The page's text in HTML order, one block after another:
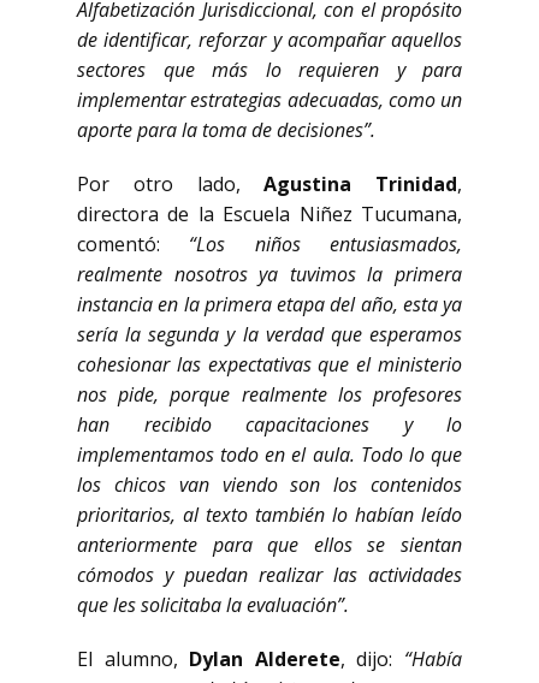
Alfabetización Jurisdiccional, con el propósito
de identificar, reforzar y acompañar aquellos
sectores que más lo requieren y para
implementar estrategias adecuadas, como un
aporte para la toma de decisiones”.
Por otro lado,Agustina Trinidad,
directora de la Escuela Niñez Tucumana,
comentó: “Los niños entusiasmados,
realmente nosotros ya tuvimos la primera
instancia en la primera etapa del año, esta ya
sería la segunda y la verdad que esperamos
cohesionar las expectativas que el ministerio
nos pide, porque realmente los profesores
han recibido capacitaciones y lo
implementamos todo en el aula. Todo lo que
los chicos van viendo son los contenidos
prioritarios, al texto también lo habían leído
anteriormente para que ellos se sientan
cómodos y puedan realizar las actividades
que les solicitaba la evaluación”.
El alumno, Dylan Alderete, dijo: “Había